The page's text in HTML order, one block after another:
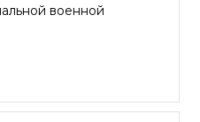
военной